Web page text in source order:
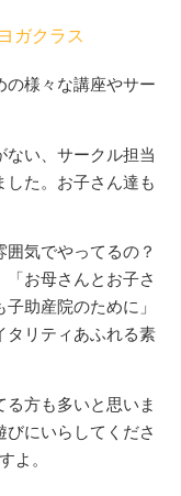
ガクラス
の様々な講座やサー
い、サークル担当
た。お子さん達も
気でやってるの？
お母さんとお子さ
助産院のために」
タリティあふれる素
方も多いと思いま
にいらしてくださ
よ。